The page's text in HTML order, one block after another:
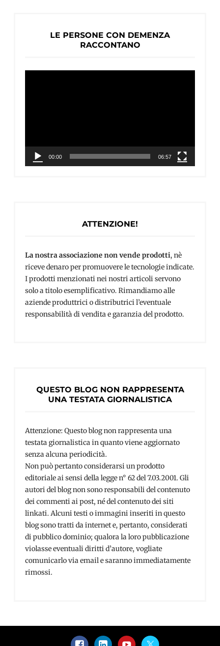
LE PERSONE CON DEMENZA
RACCONTANO
00:00 06:57
ATTENZIONE!
La nostra associazione non vende prodotti, nè
riceve denaro per promuovere le tecnologie indicate.
I prodotti menzionati nei nostri articoli servono
solo a titolo esemplificativo. Rimandiamo alle
aziende produttrici o distributrici l’eventuale
responsabilità di vendita e garanzia del prodotto.
QUESTO BLOG NON RAPPRESENTA
UNA TESTATA GIORNALISTICA
Attenzione: Questo blog non rappresenta una
testata giornalistica in quanto viene aggiornato
senza alcuna periodicità.
Non può pertanto considerarsi un prodotto
editoriale ai sensi della legge n° 62 del 7.03.2001. Gli
autori del blog non sono responsabili del contenuto
dei commenti ai post, né del contenuto dei siti
linkati. Alcuni testi o immagini inseriti in questo
blog sono tratti da internet e, pertanto, considerati
di pubblico dominio; qualora la loro pubblicazione
violasse eventuali diritti d’autore, vogliate
comunicarlo via email e saranno immediatamente
rimossi.